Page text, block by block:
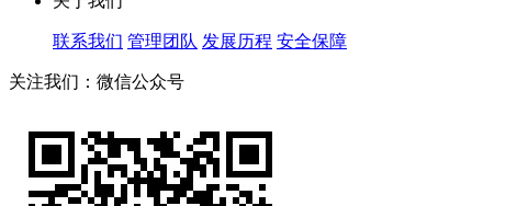
联系我们 管理团队 发展历程 安全保障
关注我们：微信公众号